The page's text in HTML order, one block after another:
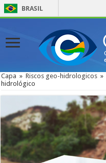
BRASIL
Capa » Riscos geo-hidrologicos »
hidrológico